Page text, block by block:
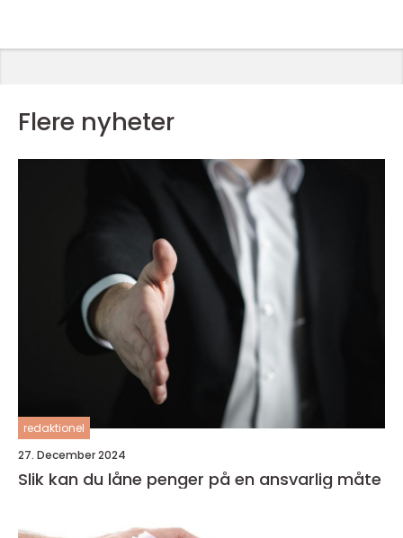
Flere nyheter
redaktionel
27. December 2024
Slik kan du låne penger på en ansvarlig måte